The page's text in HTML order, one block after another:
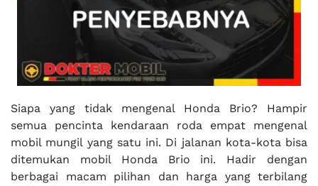
Siapa yang tidak mengenal Honda Brio? Hampir
semua pencinta kendaraan roda empat mengenal
mobil mungil yang satu ini. Di jalanan kota-kota bisa
ditemukan mobil Honda Brio ini. Hadir dengan
berbagai macam pilihan dan harga yang terbilang